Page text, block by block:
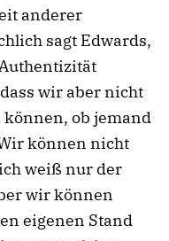
anderer
sagt Edwards,
wir aber nicht
ob jemand
können nicht
weiß nur der
wir können
eigenen Stand